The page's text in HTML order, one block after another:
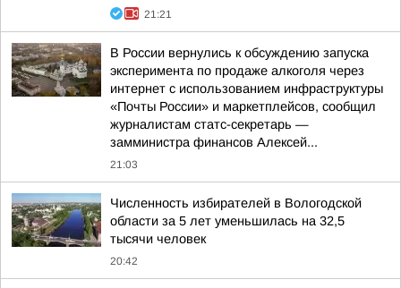
21:21
В России вернулись к обсуждению запуска
эксперимента по продаже алкоголя через
интернет с использованием инфраструктуры
«Почты России» и маркетплейсов, сообщил
журналистам статс-секретарь —
замминистра финансов Алексей...
21:03
Численность избирателей в Вологодской
области за 5 лет уменьшилась на 32,5
тысячи человек
20:42